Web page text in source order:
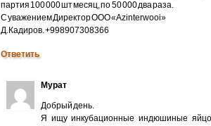
партия 100 000 шт месяц, по 50 000 два раза.
С уважением Директор ООО «Azinterwooi»
Д.Кадиров. +998907308366
Ответить
Мурат
Добрый день.
Я ищу инкубационные индюшиные